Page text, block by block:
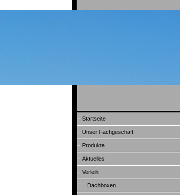
Startseite
Unser Fachgeschäft
Produkte
Aktuelles
Verleih
Dachboxen